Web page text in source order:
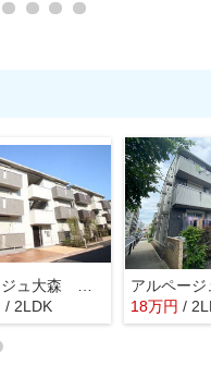
/ 2LDK
アルペー
18万円 /